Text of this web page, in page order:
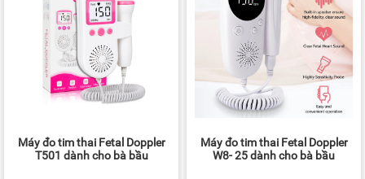
Máy đo tim thai Fetal Doppler
T501 dành cho bà bầu
Máy đo tim thai Fetal Doppler
W8- 25 dành cho bà bầu